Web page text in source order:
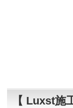
【 Luxst施